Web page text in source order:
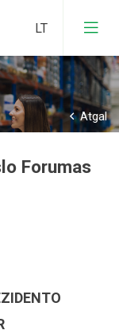
Atgal
Forumas